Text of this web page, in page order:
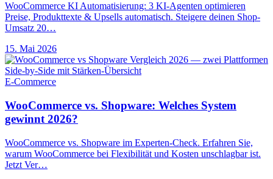
WooCommerce KI Automatisierung: 3 KI-Agenten optimieren
Preise, Produkttexte & Upsells automatisch. Steigere deinen Shop-
Umsatz 20…
15. Mai 2026
E-Commerce
WooCommerce vs. Shopware: Welches System
gewinnt 2026?
WooCommerce vs. Shopware im Experten-Check. Erfahren Sie,
warum WooCommerce bei Flexibilität und Kosten unschlagbar ist.
Jetzt Ver…